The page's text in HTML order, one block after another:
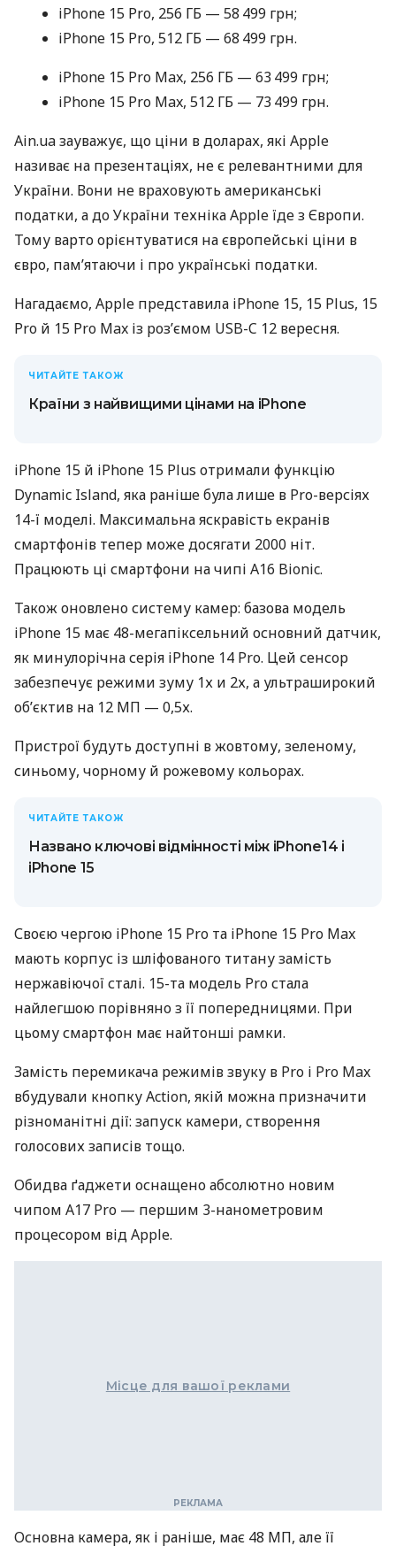
iPhone 15 Pro, 256 ГБ — 58 499 грн;
iPhone 15 Pro, 512 ГБ — 68 499 грн.
iPhone 15 Pro Max, 256 ГБ — 63 499 грн;
iPhone 15 Pro Max, 512 ГБ — 73 499 грн.
Ain.ua зауважує, що ціни в доларах, які Apple
називає на презентаціях, не є релевантними для
України. Вони не враховують американські
податки, а до України техніка Apple їде з Європи.
Тому варто орієнтуватися на європейські ціни в
євро, памʼятаючи і про українські податки.
Нагадаємо, Apple представила iPhone 15, 15 Plus, 15
Pro й 15 Pro Max із розʼємом USB-C 12 вересня.
ЧИТАЙТЕ ТАКОЖ
Країни з найвищими цінами на iPhone
iPhone 15 й iPhone 15 Plus отримали функцію
Dynamic Island, яка раніше була лише в Pro-версіях
14-ї моделі. Максимальна яскравість екранів
смартфонів тепер може досягати 2000 ніт.
Працюють ці смартфони на чипі A16 Bionic.
Також оновлено систему камер: базова модель
iPhone 15 має 48-мегапіксельний основний датчик,
як минулорічна серія iPhone 14 Pro. Цей сенсор
забезпечує режими зуму 1х и 2х, а ультраширокий
обʼєктив на 12 МП — 0,5х.
Пристрої будуть доступні в жовтому, зеленому,
синьому, чорному й рожевому кольорах.
ЧИТАЙТЕ ТАКОЖ
Названо ключові відмінності між iPhone14 і
iPhone 15
Своєю чергою iPhone 15 Pro та iPhone 15 Pro Max
мають корпус із шліфованого титану замість
нержавіючої сталі. 15-та модель Pro стала
найлегшою порівняно з її попередницями. При
цьому смартфон має найтонші рамки.
Замість перемикача режимів звуку в Pro і Pro Max
вбудували кнопку Action, якій можна призначити
різноманітні дії: запуск камери, створення
голосових записів тощо.
Обидва ґаджети оснащено абсолютно новим
чипом A17 Pro — першим 3-нанометровим
процесором від Apple.
Місце для вашої реклами
Основна камера, як і раніше, має 48 МП, але її